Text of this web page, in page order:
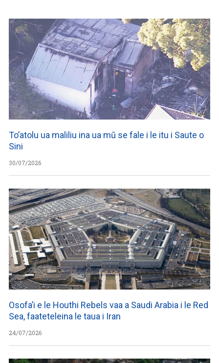
To’atolu ua maliliu ina ua mū se fale i le itu i Saute o
Sini
30/07/2026
Osofa’i e le Houthi Rebels vaa a Saudi Arabia i le Red
Sea, faateteleina le taua i Iran
24/07/2026